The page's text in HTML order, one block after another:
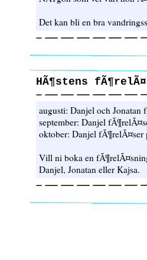
Det kan bli en bra
HÃ¶stens
augusti: Danjel och
september: Danjel
oktober: Danjel
Vill ni boka en
Danjel, Jonatan eller Kajsa.